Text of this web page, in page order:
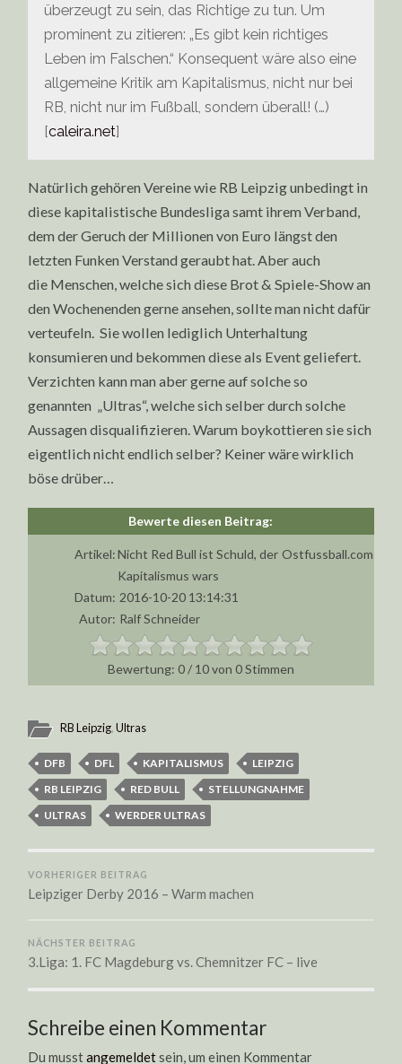
überzeugt zu sein, das Richtige zu tun. Um
prominent zu zitieren: „Es gibt kein richtiges
Leben im Falschen.“ Konsequent wäre also eine
allgemeine Kritik am Kapitalismus, nicht nur bei
RB, nicht nur im Fußball, sondern überall! (…)
[caleira.net]
Natürlich gehören Vereine wie RB Leipzig unbedingt in
diese kapitalistische Bundesliga samt ihrem Verband,
dem der Geruch der Millionen von Euro längst den
letzten Funken Verstand geraubt hat. Aber auch
die Menschen, welche sich diese Brot & Spiele-Show an
den Wochenenden gerne ansehen, sollte man nicht dafür
verteufeln. Sie wollen lediglich Unterhaltung
konsumieren und bekommen diese als Event geliefert.
Verzichten kann man aber gerne auf solche so
genannten „Ultras“, welche sich selber durch solche
Aussagen disqualifizieren. Warum boykottieren sie sich
eigentlich nicht endlich selber? Keiner wäre wirklich
böse drüber…
Artikel:Nicht Red Bull ist Schuld, der
Kapitalismus wars
Ostfussball.com
Datum: 2016-10-20 13:14:31
Autor: Ralf Schneider
0/ 10von 0Stimmen
RB Leipzig,Ultras
DFB DFL KAPITALISMUS
LEIPZIG
RB LEIPZIG
RED BULL
STELLUNGNAHME
ULTRAS
WERDER ULTRAS
VORHERIGER BEITRAG
Leipziger Derby 2016 – Warm machen
NÄCHSTER BEITRAG
3.Liga: 1. FC Magdeburg vs. Chemnitzer FC – live
Schreibe einen Kommentar
Du musstangemeldetsein, um einen Kommentar